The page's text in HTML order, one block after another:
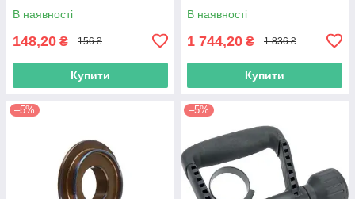
В наявності
148,20 ₴ 156 ₴
Купити
В наявності
1 744,20 ₴ 1 836 ₴
Купити
–5% –5%